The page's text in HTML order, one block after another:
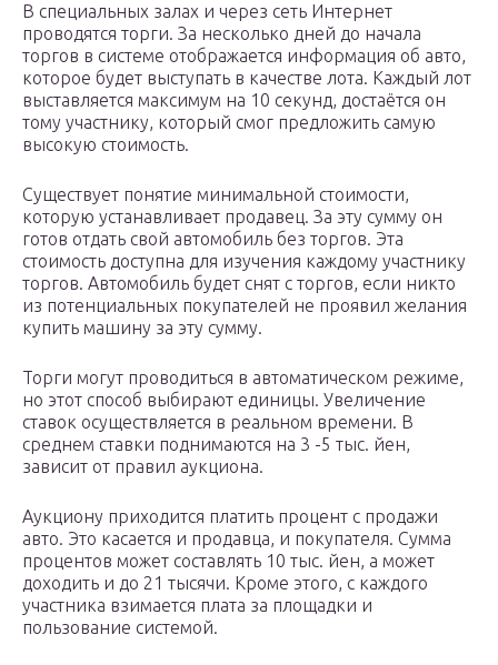
В специальных залах и через сеть Интернет
проводятся торги. За несколько дней до начала
торгов в системе отображается информация об авто,
которое будет выступать в качестве лота. Каждый лот
выставляется максимум на 10 секунд, достаётся он
тому участнику, который смог предложить самую
высокую стоимость.
Существует понятие минимальной стоимости,
которую устанавливает продавец. За эту сумму он
готов отдать свой автомобиль без торгов. Эта
стоимость доступна для изучения каждому участнику
торгов. Автомобиль будет снят с торгов, если никто
из потенциальных покупателей не проявил желания
купить машину за эту сумму.
Торги могут проводиться в автоматическом режиме,
но этот способ выбирают единицы. Увеличение
ставок осуществляется в реальном времени. В
среднем ставки поднимаются на 3 -5 тыс. йен,
зависит от правил аукциона.
Аукциону приходится платить процент с продажи
авто. Это касается и продавца, и покупателя. Сумма
процентов может составлять 10 тыс. йен, а может
доходить и до 21 тысячи. Кроме этого, с каждого
участника взимается плата за площадки и
пользование системой.